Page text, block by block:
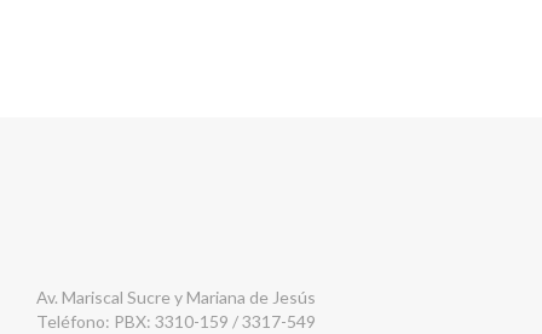
Av. Mariscal Sucre y Mariana de Jesús
Teléfono: PBX: 3310-159 / 3317-549